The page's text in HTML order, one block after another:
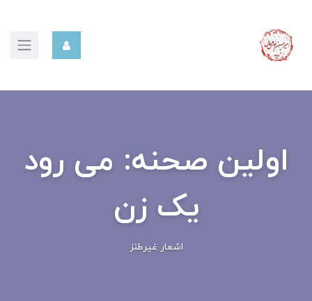
اولین صحنه: می رود
یک زن
اشعار غیرطنز